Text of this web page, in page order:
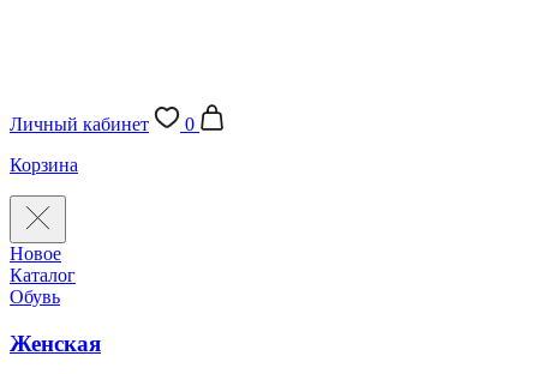
Личный кабинет
0
Корзина
Новое
Каталог
Обувь
Женская